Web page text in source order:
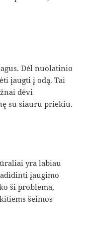
Dėl nuolatinio
įaugti į odą. Tai
dėvi
su siauru priekiu.
yra labiau
įaugimo
ši problema,
šeimos